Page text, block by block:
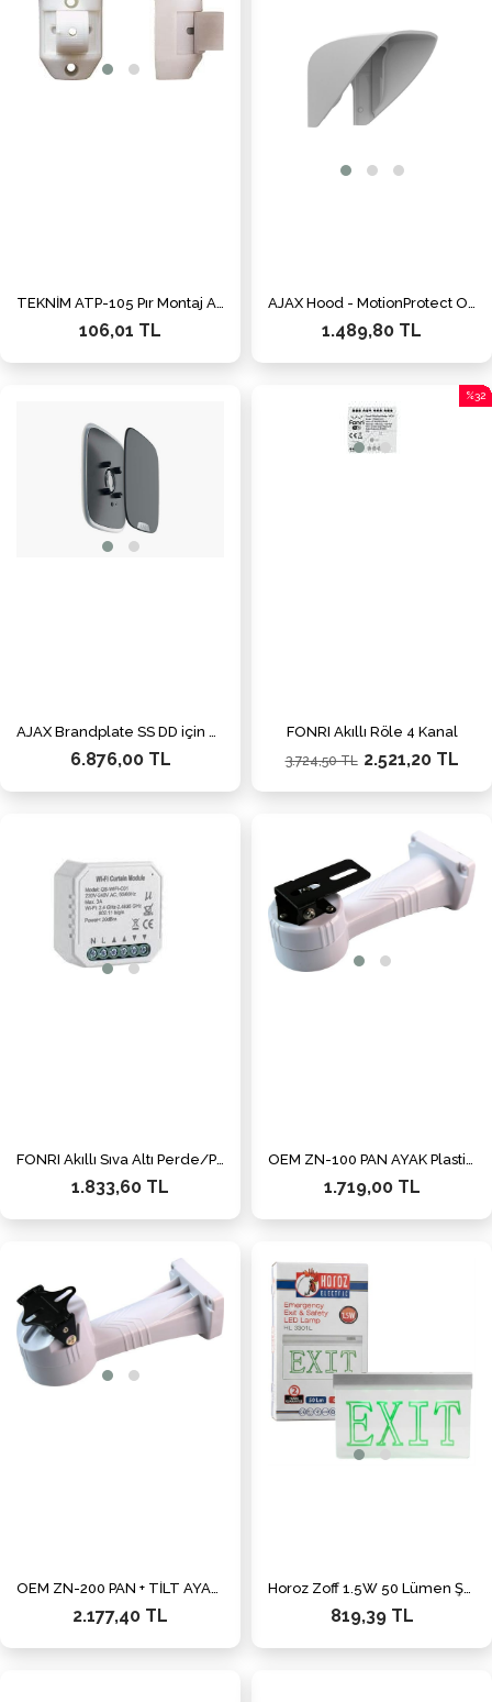
TEKNİM ATP-105 Pır Montaj Ayağı
106,01 TL
AJAX Hood - MotionProtect Outdoor Şapka
1.489,80 TL
6.876,00 TL
FONRI Akıllı Röle 4 Kanal
2.521,20 TL
3.724,50 TL
%32
FONRI Akıllı Sıva Altı Perde/Panjur Anahtarı
1.833,60 TL
OEM ZN-100 PAN AYAK Plastik Hareketli Kamera Ayağı
1.719,00 TL
2.177,40 TL 819,39 TL